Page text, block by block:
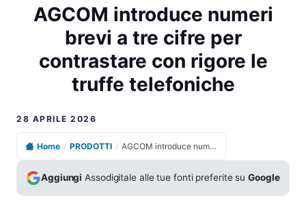
AGCOM introduce numeri
brevi a tre cifre per
contrastare con rigore le
truffe telefoniche
28 APRILE 2026
Home / PRODOTTI / AGCOM introduce numeri brevi a tre cifre per contrastare con rigore le truffe telefoniche
Aggiungi Assodigitale alle tue fonti preferite suGoogle